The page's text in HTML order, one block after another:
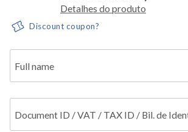
Detalhes do produto
Discount coupon?
Full name
Document ID / VAT / TAX ID / Bil. de